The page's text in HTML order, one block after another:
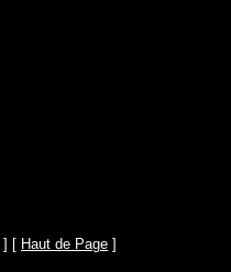
] [ Haut de Page ]